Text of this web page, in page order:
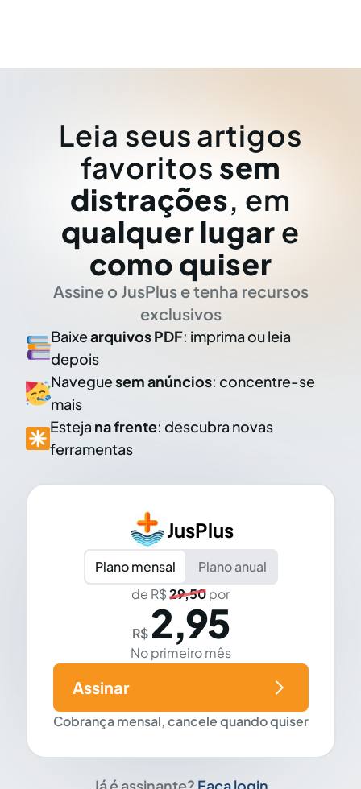
Leia seus artigos
favoritos sem
distrações, em
qualquer lugar e
como quiser
Assine o JusPlus e tenha recursos
exclusivos
Baixearquivos PDF: imprima ou leia
depois
Naveguesem anúncios: concentre-se
mais
Esteja na frente: descubra novas
ferramentas
JusPlus
Plano mensal
Plano anual
de R$29,50por
R$ 2,95
No primeiro mês
Cobrança mensal, cancele quando quiser
Assinar